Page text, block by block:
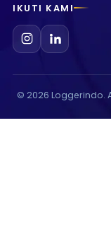
IKUTI KAMI
© 2026 Loggerindo.